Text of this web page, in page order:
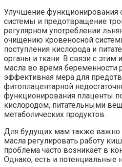
Улучшение функционирования
системы и предотвращение
регулярном употреблении
очищению кровеносной
поступления кислорода и
органы и ткани. В связи с этим
масла во время беременности
эффективная мера для
фитоплацентарной
функционирования плаценты
кислородом, питательными
метаболических продуктов.
Для будущих мам также важно
масла регулировать работу
проблема часто возникает в
Однако, есть и потенциальные